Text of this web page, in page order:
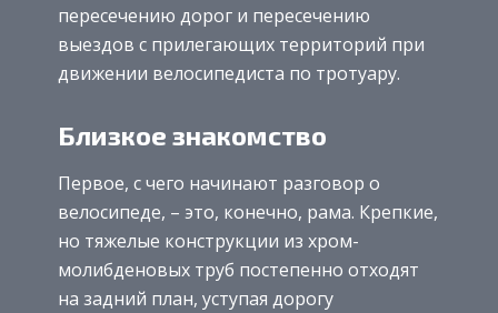
пересечению дорог и пересечению
выездов с прилегающих территорий при
движении велосипедиста по тротуару.
Близкое знакомство
Первое, с чего начинают разговор о
велосипеде, – это, конечно, рама. Крепкие,
но тяжелые конструкции из хром-
молибденовых труб постепенно отходят
на задний план, уступая дорогу